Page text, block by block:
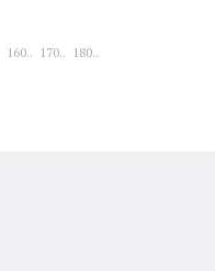
160.. 170.. 180..